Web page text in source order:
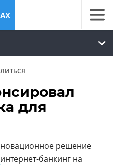
для
решение
интернет-банкинг на